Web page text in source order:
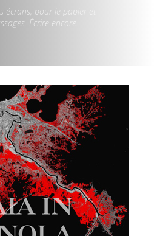
écrans, pour le papier et
Écrire encore.